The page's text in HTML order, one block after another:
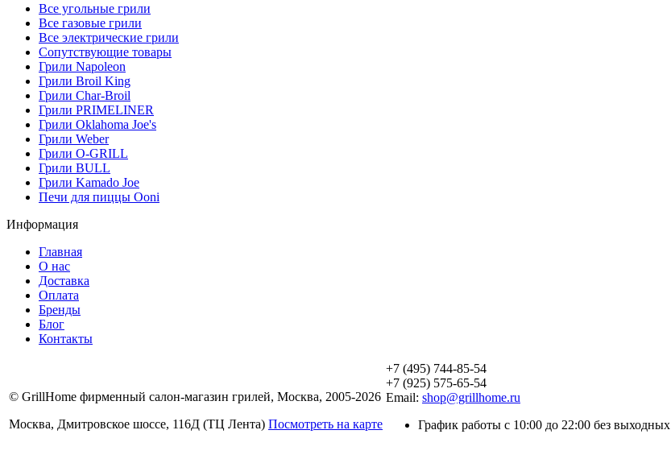
Все угольные грили
Все газовые грили
Все электрические грили
Сопутствующие товары
Грили Napoleon
Грили Broil King
Грили Char-Broil
Грили PRIMELINER
Грили Oklahoma Joe's
Грили Weber
Грили O-GRILL
Грили BULL
Грили Kamado Joe
Печи для пиццы Ooni
Информация
Главная
О нас
Доставка
Оплата
Бренды
Блог
Контакты
© GrillHome фирменный салон-магазин грилей, Москва, 2005-2026
Москва, Дмитровское шоссе, 116Д (ТЦ Лента) Посмотреть на карте
+7 (495) 744-85-54
+7 (925) 575-65-54
Email: shop@grillhome.ru
График работы с 10:00 до 22:00 без выходных